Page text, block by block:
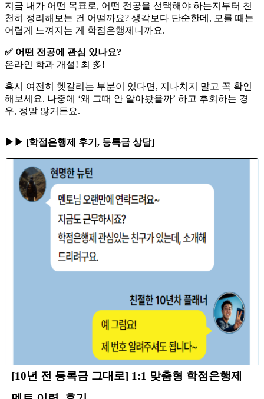
지금 내가 어떤 목표로, 어떤 전공을 선택해야 하는지부터 천
천히 정리해보는 건 어떨까요? 생각보다 단순한데, 모를 때는
어렵게 느껴지는 게 학점은행제니까요.
✅ 어떤 전공에 관심 있나요?
온라인 학과 개설! 최 多!
혹시 여전히 헷갈리는 부분이 있다면, 지나치지 말고 꼭 확인
해보세요. 나중에 ‘왜 그때 안 알아봤을까’ 하고 후회하는 경
우, 정말 많거든요.
▶▶ [학점은행제 후기, 등록금 상담]
[10년 전 등록금 그대로] 1:1 맞춤형 학점은행제